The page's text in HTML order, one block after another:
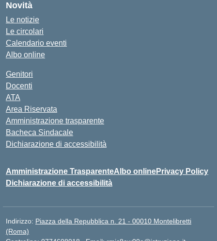
Novità
Le notizie
Le circolari
Calendario eventi
Albo online
Genitori
Docenti
ATA
Area Riservata
Amministrazione trasparente
Bacheca Sindacale
Dichiarazione di accessibilità
Amministrazione TrasparenteAlbo onlinePrivacy Policy
Dichiarazione di accessibilità
Indirizzo: Piazza della Repubblica n. 21 - 00010 Montelibretti
(Roma)